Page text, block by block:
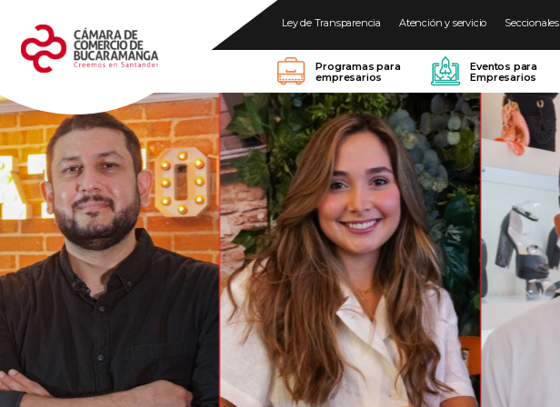
Ley de Transparencia Atención y servicio Seccionales
Programas para
empresarios
Eventos para
Empresarios